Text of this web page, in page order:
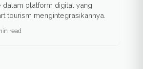
dalam platform digital yang
tourism mengintegrasikannya.
read